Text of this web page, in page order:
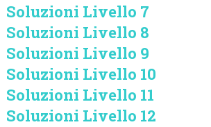
Soluzioni Livello 7
Soluzioni Livello 8
Soluzioni Livello 9
Soluzioni Livello 10
Soluzioni Livello 11
Soluzioni Livello 12